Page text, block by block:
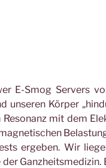
Menge
E-Smog Servers
Körper
mit dem
ergeben. Wir